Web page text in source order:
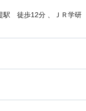
駅 徒歩12分 、ＪＲ学研